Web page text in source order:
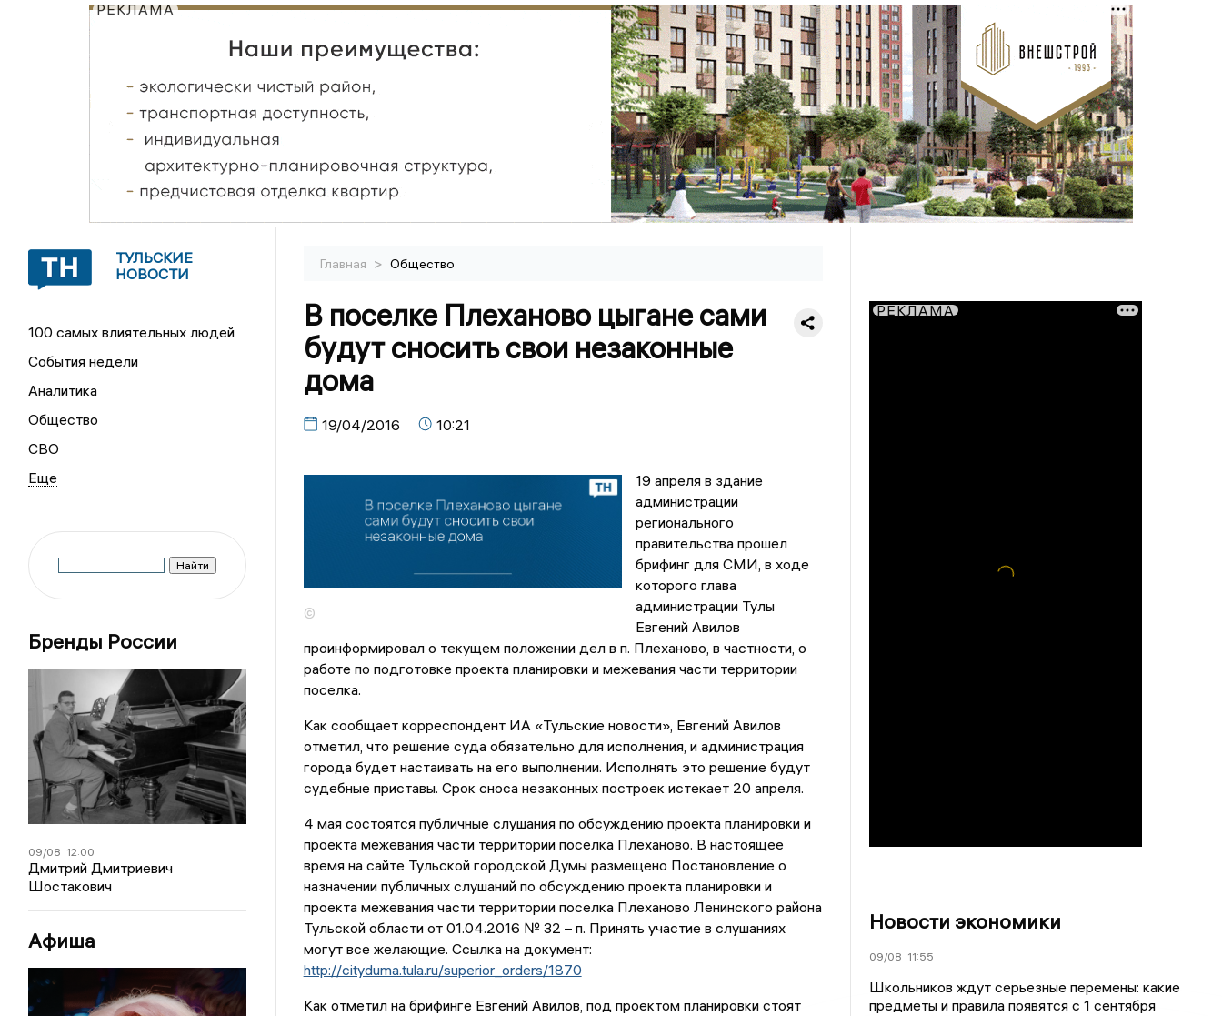
РЕКЛАМА
ТУЛЬСКИЕ
НОВОСТИ
100 самых влиятельных людей
События недели
Аналитика
Общество
СВО
Бренды России
09/08 12:00
Дмитрий Дмитриевич
Шостакович
Афиша
Главная > Общество
В поселке Плеханово цыгане сами
будут сносить свои незаконные
дома
19/04/2016 10:21
©
19 апреля в здание
администрации
регионального
правительства прошел
брифинг для СМИ, в ходе
которого глава
администрации Тулы
Евгений Авилов
проинформировал о текущем положении дел в п. Плеханово, в частности, о
работе по подготовке проекта планировки и межевания части территории
поселка.
Как сообщает корреспондент ИА «Тульские новости», Евгений Авилов
отметил, что решение суда обязательно для исполнения, и администрация
города будет настаивать на его выполнении. Исполнять это решение будут
судебные приставы. Срок сноса незаконных построек истекает 20 апреля.
4 мая состоятся публичные слушания по обсуждению проекта планировки и
проекта межевания части территории поселка Плеханово. В настоящее
время на сайте Тульской городской Думы размещено Постановление о
назначении публичных слушаний по обсуждению проекта планировки и
проекта межевания части территории поселка Плеханово Ленинского района
Тульской области от 01.04.2016 № 32 – п. Принять участие в слушаниях
могут все желающие. Ссылка на документ:
http://cityduma.tula.ru/superior_orders/1870
Как отметил на брифинге Евгений Авилов, под проектом планировки стоят
РЕКЛАМА
Новости экономики
09/08 11:55
Школьников ждут серьезные перемены: какие
предметы и правила появятся с 1 сентября